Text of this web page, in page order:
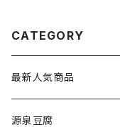
CATEGORY
最新人気商品
源泉豆腐